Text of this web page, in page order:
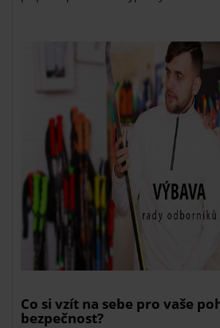
Co si vzít na sebe pro vaše
bezpečnost?